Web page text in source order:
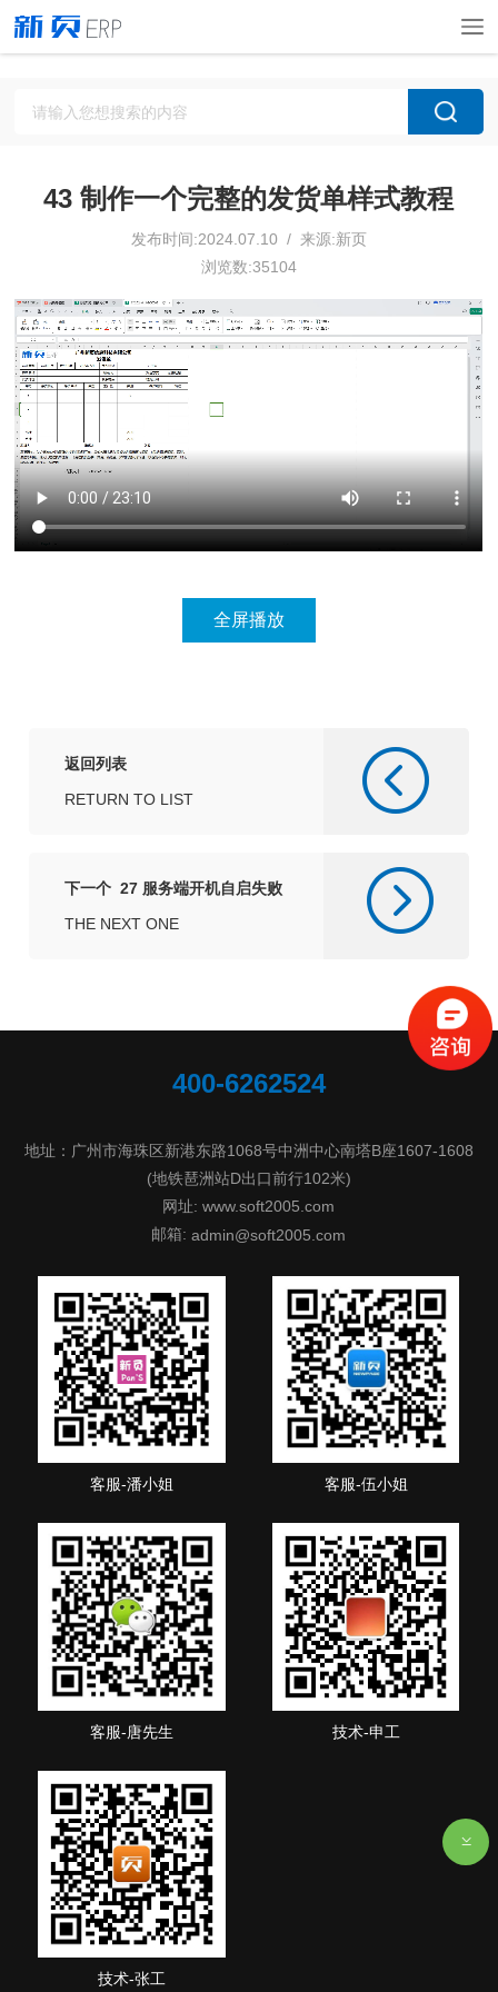
43 制作一个完整的发货单样式教程
发布时间:2024.07.10 / 来源:新页
浏览数:35104
返回列表
RETURN TO LIST
下一个 27 服务端开机自启失败
的处理办法
THE NEXT ONE
400-6262524
地址：广州市海珠区新港东路1068号中洲中心南塔B座1607-1608
(地铁琶洲站D出口前行102米)
网址: www.soft2005.com
邮箱:admin@soft2005.com
客服-潘小姐 客服-伍小姐
客服-唐先生 技术-申工
技术-张工